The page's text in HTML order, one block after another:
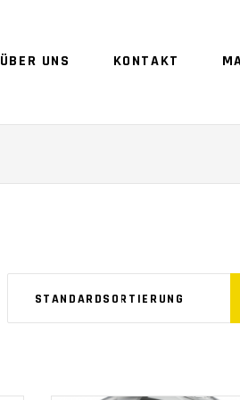
ÜBER UNS KONTAKT
STANDARDSORTIERUNG